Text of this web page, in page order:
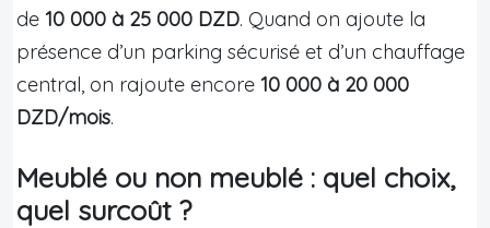
de 10 000 à 25 000 DZD. Quand on ajoute la
présence d’un parking sécurisé et d’un chauffage
central, on rajoute encore 10 000 à 20 000
DZD/mois.
Meublé ou non meublé : quel choix,
quel surcoût ?